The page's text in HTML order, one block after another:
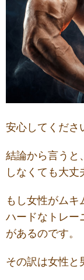
安心してくださ
結論から言うと
しなくても大丈
もし女性がムキ
ハードなトレー
があるのです。
その訳は女性と